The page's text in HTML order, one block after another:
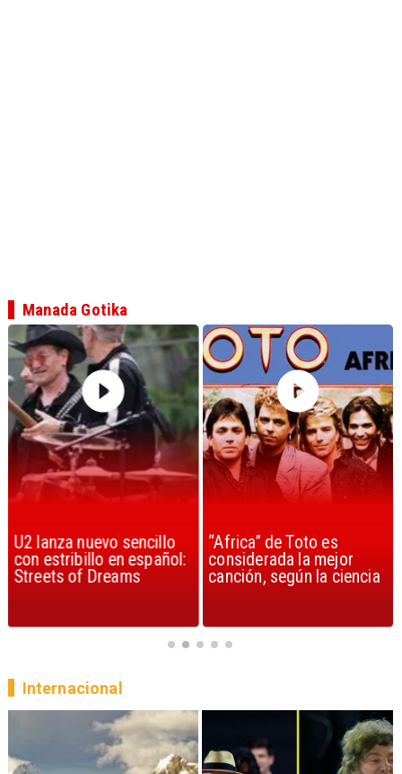
U2 lanza nuevo sencillo
con estribillo en español:
Streets of Dreams
“Africa” de Toto es
considerada la mejor
canción, según la ciencia
Manada Gotika
Internacional